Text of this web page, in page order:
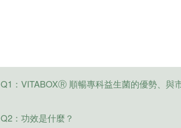
Q1：VITABOXⓇ 順暢專科益生菌的優勢、與
VITABOX® 益生菌亞洲創新 SYNPACK™
Q2：功效是什麼？